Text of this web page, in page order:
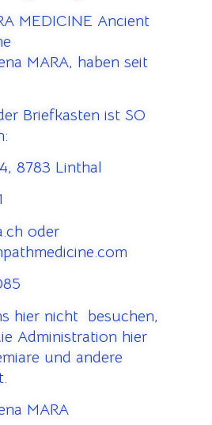
MEDICINE Ancient
MARA, haben seit
Briefkasten ist SO
8783 Linthal
oder
hier nicht besuchen,
Administration hier
und andere
MARA